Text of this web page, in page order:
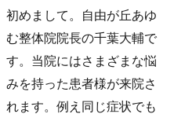
初めまして。自由が丘あゆ
む整体院院長の千葉大輔で
す。当院にはさまざまな悩
みを持った患者様が来院さ
れます。例え同じ症状でも